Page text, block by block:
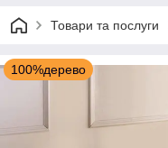
Товари та послуги
100%дерево